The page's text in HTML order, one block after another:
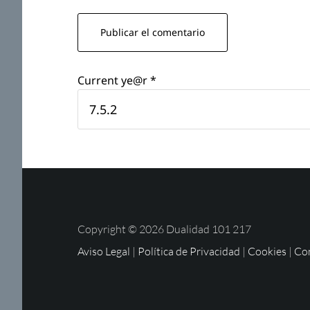
Current ye@r*
Copyright © 2026 Dualidad 101 217
Aviso Legal | Política de Privacidad | Cookies |